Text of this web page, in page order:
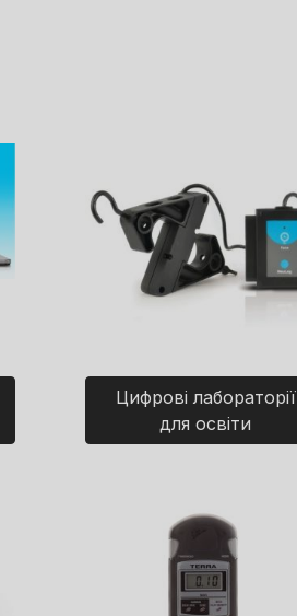
Цифрові лабораторії
для освіти